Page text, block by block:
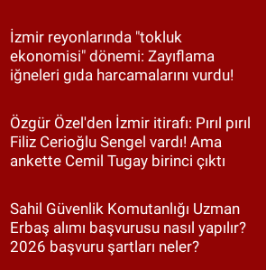
İzmir reyonlarında "tokluk
ekonomisi" dönemi: Zayıflama
iğneleri gıda harcamalarını vurdu!
Özgür Özel'den İzmir itirafı: Pırıl pırıl
Filiz Cerioğlu Sengel vardı! Ama
ankette Cemil Tugay birinci çıktı
Sahil Güvenlik Komutanlığı Uzman
Erbaş alımı başvurusu nasıl yapılır?
2026 başvuru şartları neler?